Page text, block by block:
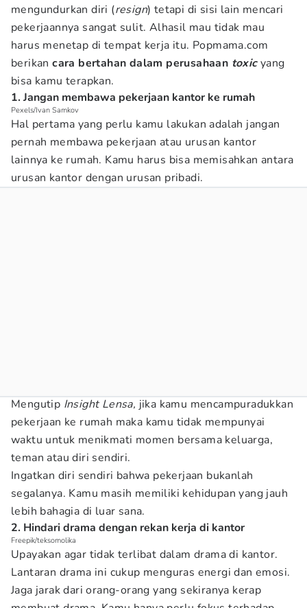
mengundurkan diri (resign) tetapi di sisi lain mencari
pekerjaannya sangat sulit. Alhasil mau tidak mau
harus menetap di tempat kerja itu. Popmama.com
berikancara bertahan dalam perusahaan toxicyang
bisa kamu terapkan.
1. Jangan membawa pekerjaan kantor ke rumah
Pexels/Ivan Samkov
Hal pertama yang perlu kamu lakukan adalah jangan
pernah membawa pekerjaan atau urusan kantor
lainnya ke rumah. Kamu harus bisa memisahkan antara
urusan kantor dengan urusan pribadi.
Mengutip Insight Lensa, jika kamu mencampuradukkan
pekerjaan ke rumah maka kamu tidak mempunyai
waktu untuk menikmati momen bersama keluarga,
teman atau diri sendiri.
Ingatkan diri sendiri bahwa pekerjaan bukanlah
segalanya. Kamu masih memiliki kehidupan yang jauh
lebih bahagia di luar sana.
2. Hindari drama dengan rekan kerja di kantor
Freepik/teksomolika
Upayakan agar tidak terlibat dalam drama di kantor.
Lantaran drama ini cukup menguras energi dan emosi.
Jaga jarak dari orang-orang yang sekiranya kerap